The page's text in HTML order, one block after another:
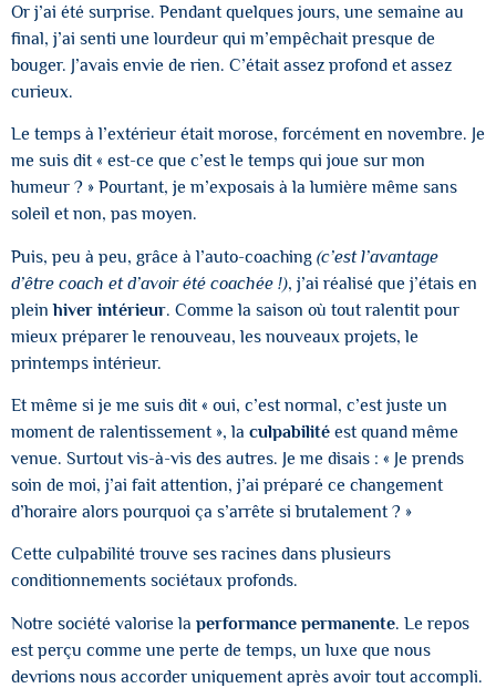
Or j’ai été surprise. Pendant quelques jours, une semaine au
final, j’ai senti une lourdeur qui m’empêchait presque de
bouger. J’avais envie de rien. C’était assez profond et assez
curieux.
Le temps à l’extérieur était morose, forcément en novembre. Je
me suis dit « est-ce que c’est le temps qui joue sur mon
humeur ? » Pourtant, je m’exposais à la lumière même sans
soleil et non, pas moyen.
Puis, peu à peu, grâce à l’auto-coaching (c’est l’avantage
d’être coach et d’avoir été coachée !), j’ai réalisé que j’étais en
pleinhiver intérieur. Comme la saison où tout ralentit pour
mieux préparer le renouveau, les nouveaux projets, le
printemps intérieur.
Et même si je me suis dit « oui, c’est normal, c’est juste un
moment de ralentissement », la culpabilité est quand même
venue. Surtout vis-à-vis des autres. Je me disais : « Je prends
soin de moi, j’ai fait attention, j’ai préparé ce changement
d’horaire alors pourquoi ça s’arrête si brutalement ? »
Cette culpabilité trouve ses racines dans plusieurs
conditionnements sociétaux profonds.
Notre société valorise la performance permanente. Le repos
est perçu comme une perte de temps, un luxe que nous
devrions nous accorder uniquement après avoir tout accompli.